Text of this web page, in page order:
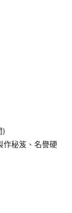
)
作秘笈、名譽硬